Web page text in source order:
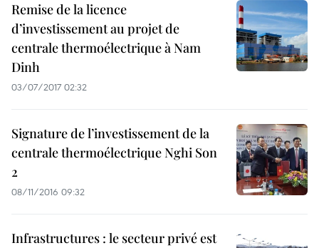
Remise de la licence
d’investissement au projet de
centrale thermoélectrique à Nam
Dinh
03/07/2017 02:32
Signature de l’investissement de la
centrale thermoélectrique Nghi Son
2
08/11/2016 09:32
Infrastructures : le secteur privé est